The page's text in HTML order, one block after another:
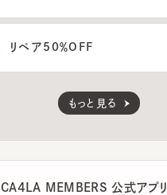
リペア50％OFF
もっと見る
CA4LA MEMBERS 公式アプリ